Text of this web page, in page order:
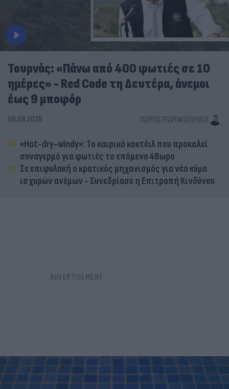
Τουρνάς: «Πάνω από 400 φωτιές σε 10
ημέρες» - Red Code τη Δευτέρα, άνεμοι
έως 9 μποφόρ
09.08.2026 ΓΙΏΡΓΟΣ ΓΕΩΡΓΑΚΌΠΟΥΛΟΣ
«Hot-dry-windy»: Το καιρικό κοκτέιλ που προκαλεί
συναγερμό για φωτιές το επόμενο 48ωρο
Σε επιφυλακή ο κρατικός μηχανισμός για νέο κύμα
ισχυρών ανέμων - Συνεδρίασε η Επιτροπή Κινδύνου